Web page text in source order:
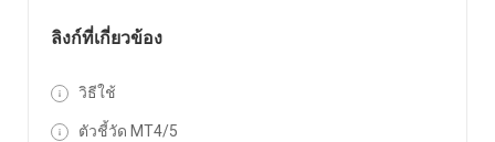
ลิงก์ที่เกี่ยวข้อง
วิธีใช้
ตัวชี้วัด MT4/5